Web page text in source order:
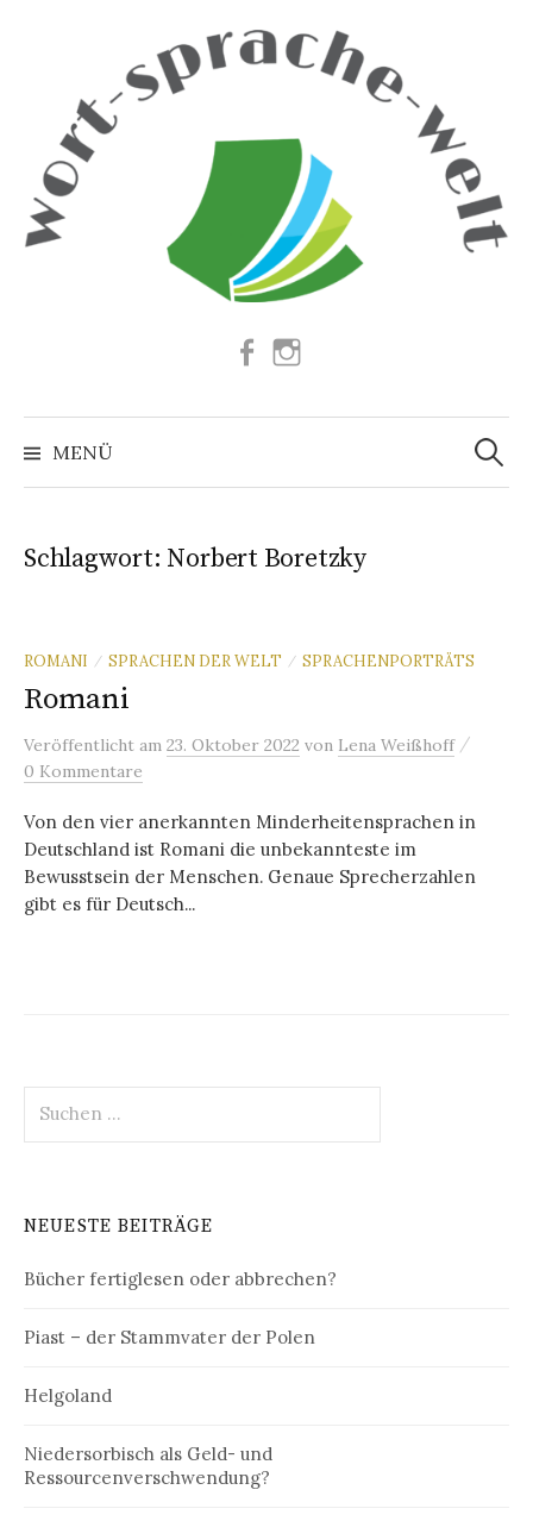
Facebook
MENÜ
Suchen
nach:
Schlagwort: Norbert Boretzky
ROMANI / SPRACHEN DER WELT / SPRACHENPORTRÄTS
Romani
Veröffentlicht am 23. Oktober 2022 von Lena Weißhoff /
0 Kommentare
Von den vier anerkannten Minderheitensprachen in
Deutschland ist Romani die unbekannteste im
Bewusstsein der Menschen. Genaue Sprecherzahlen
gibt es für Deutsch...
nach:
NEUESTE BEITRÄGE
Bücher fertiglesen oder abbrechen?
Piast – der Stammvater der Polen
Helgoland
Niedersorbisch als Geld- und
Ressourcenverschwendung?